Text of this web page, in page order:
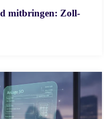
mitbringen: Zoll-